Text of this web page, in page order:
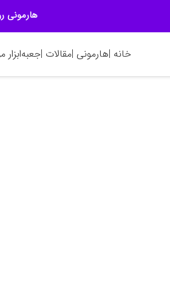
خانه |هارمونی |مقالات |جعبه‌ابزار
هارمونی